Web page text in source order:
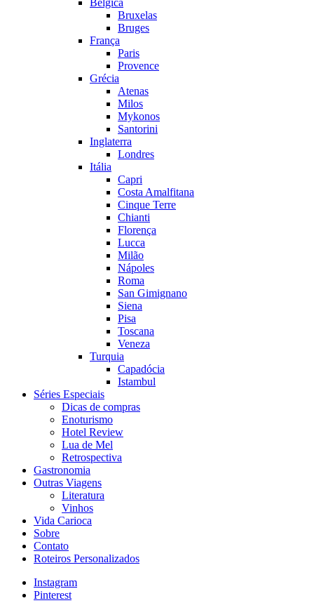
Bélgica
Bruxelas
Bruges
França
Paris
Provence
Grécia
Atenas
Milos
Mykonos
Santorini
Inglaterra
Londres
Itália
Capri
Costa Amalfitana
Cinque Terre
Chianti
Florença
Lucca
Milão
Nápoles
Roma
San Gimignano
Siena
Pisa
Toscana
Veneza
Turquia
Capadócia
Istambul
Séries Especiais
Dicas de compras
Enoturismo
Hotel Review
Lua de Mel
Retrospectiva
Gastronomia
Outras Viagens
Literatura
Vinhos
Vida Carioca
Sobre
Contato
Roteiros Personalizados
Instagram
Pinterest